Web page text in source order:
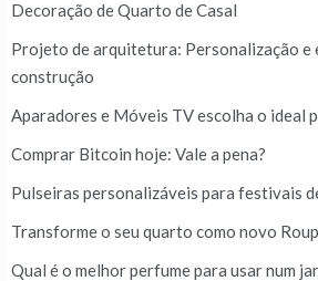
Decoração de Quarto de Casal
Projeto de arquitetura: Personalização e
construção
Aparadores e Móveis TV escolha o ideal
Comprar Bitcoin hoje: Vale a pena?
Pulseiras personalizáveis para festivais
Transforme o seu quarto como novo
Qual é o melhor perfume para usar num